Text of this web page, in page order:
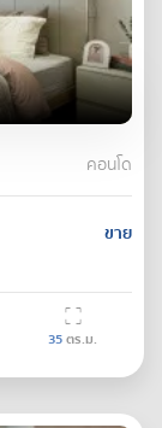
คอนโด
ขาย
35ตร.ม.